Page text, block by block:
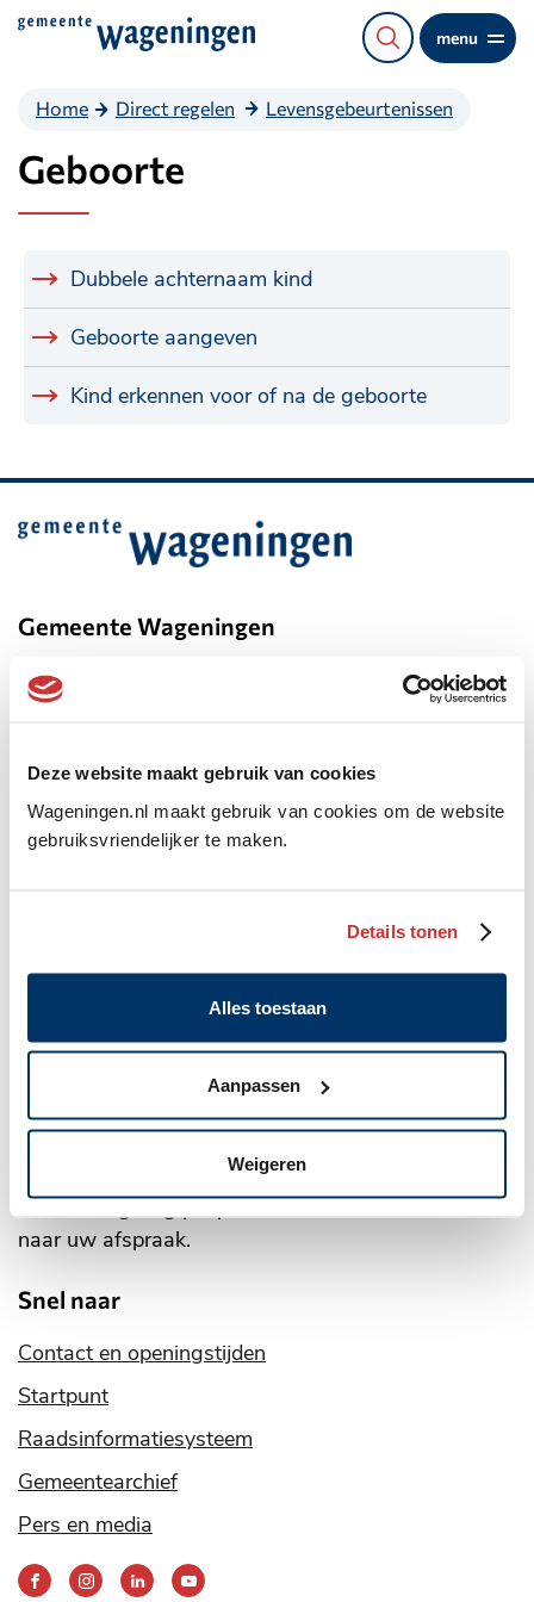
Deze website maakt gebruik van cookies
Wageningen.nl maakt gebruik van cookies om de website
gebruiksvriendelijker te maken.
Details tonen
Alles toestaan
Aanpassen
Weigeren
Direct
content
menu
Home Direct regelen Levensgebeurtenissen
Geboorte
Dubbele achternaam kind
Geboorte aangeven
Kind erkennen voor of na de geboorte
Belangrijke
informatie
Gemeente Wageningen
Algemeen
adres
Markt 22, Postbus 1, 6700 AA
WhatsApp: 06 10 06 35 26
gemeente@wageningen.nl
Openingstijden stadhuis
Langskomen bij Publiekszaken
afspraak maken
Of bel(0317) 49 29 11
contactformulier
Neem een geldig paspoort of identiteitskaart mee
naar uw afspraak.
Snel naar
Contact en openingstijden
Startpunt
Raadsinformatiesysteem
Gemeentearchief
Pers en media
Bereik
ons